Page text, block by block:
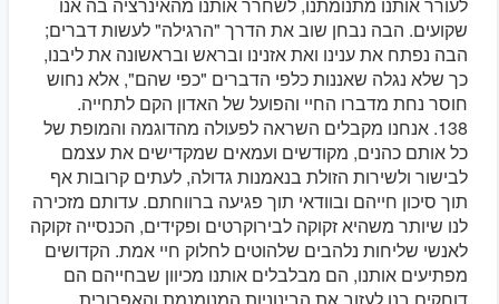
שקועים. הבה נבחן שוב את הדרך "הרגילה" לעשות דברים;
הבה נפתח את ענינו ואת אזנינו ובראש ובראשונה את ליבנו,
כך שלא נגלה שאננות כלפי הדברים "כפי שהם", אלא נחוש
חוסר נחת מדברו החיי והפועל של האדון הקם לתחייה.
138. אנחנו מקבלים השראה לפעולה מהדוגמה והמופת של
כל אותם כהנים, מקודשים ועמאים שמקדישים את עצמם
לבישור ולשירות הזולת בנאמנות גדולה, לעתים קרובות אף
תוך סיכון חייהם ובוודאי תוך פגיעה ברווחתם. עדותם מזכירה
לנו שיותר משהיא זקוקה לבירוקרטים ופקידים, הכנסייה זקוקה
לאנשי שליחות נלהבים שלהוטים לחלוק חיי אמת. הקדושים
מפתיעים אותנו, הם מבלבלים אותנו מכיוון שבחייהם הם